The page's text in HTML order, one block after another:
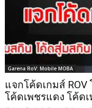
Garena RoV: Mobile MOBA
แจกโค้ดเกมส์
โค้ดเพชรแดง โค้ด